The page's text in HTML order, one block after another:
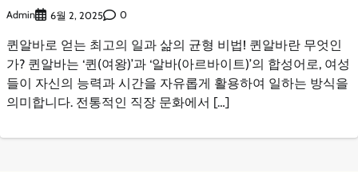
Admin 6월 2, 2025 0
퀸알바로 얻는 최고의 일과 삶의 균형 비법! 퀸알바란 무엇인
가? 퀸알바는 ‘퀸(여왕)’과 ‘알바(아르바이트)’의 합성어로, 여성
들이 자신의 능력과 시간을 자유롭게 활용하여 일하는 방식을
의미합니다. 전통적인 직장 문화에서 […]